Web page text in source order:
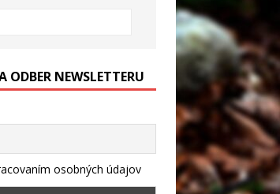
ODBER NEWSLETTERU
osobných údajov